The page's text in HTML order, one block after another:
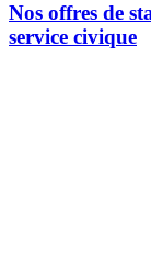
Nos offres de
service civique